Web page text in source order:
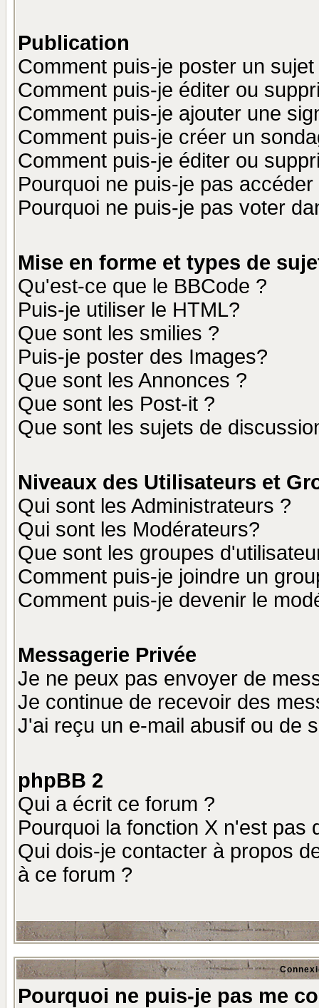
Publication
Comment puis-je poster un
Comment puis-je éditer ou
Comment puis-je ajouter une
Comment puis-je créer un
Comment puis-je éditer ou
Pourquoi ne puis-je pas
Pourquoi ne puis-je pas voter
Mise en forme et types de
Qu'est-ce que le BBCode ?
Puis-je utiliser le HTML?
Que sont les smilies ?
Puis-je poster des Images?
Que sont les Annonces ?
Que sont les Post-it ?
Que sont les sujets de
Niveaux des Utilisateurs et
Qui sont les Administrateurs ?
Qui sont les Modérateurs?
Que sont les groupes
Comment puis-je joindre un
Comment puis-je devenir le
Messagerie Privée
Je ne peux pas envoyer de
Je continue de recevoir des
J'ai reçu un e-mail abusif ou de
phpBB 2
Qui a écrit ce forum ?
Pourquoi la fonction X n'est pas
Qui dois-je contacter à propos
à ce forum ?
Pourquoi ne puis-je pas me